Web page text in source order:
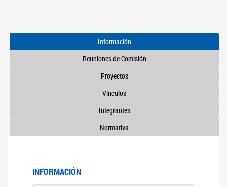
Información
Reuniones de Comisión
Proyectos
Vínculos
Integrantes
Normativa
INFORMACIÓN